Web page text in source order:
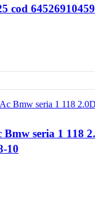
cod 64526910459
10